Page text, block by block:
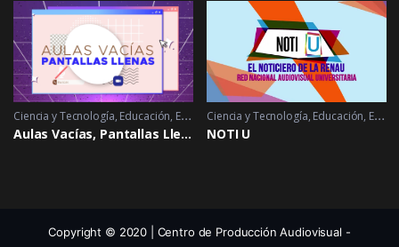
Ciencia y Tecnología, Educación, Extensión ,Salud 2021 - 2021
Aulas Vacías, Pantallas Llenas
Ciencia y Tecnología, Educación, Extensión
NOTI U
Copyright © 2020 | Centro de Producción Audiovisual -